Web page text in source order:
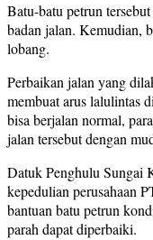
Batu-batu petrun
badan jalan. Kemudian,
lobang.
Perbaikan jalan yang
membuat arus lalulintas
bisa berjalan normal,
jalan tersebut dengan
Datuk Penghulu Sungai
kepedulian perusahaan
bantuan batu petrun
parah dapat diperbaiki.